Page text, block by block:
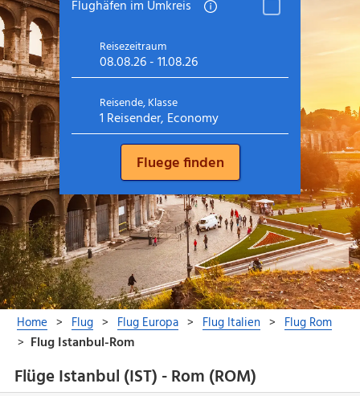
Flüge Istanbul (IST) - Rom (ROM)